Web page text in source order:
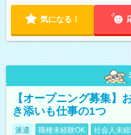
気になる！
【オープニング募集】
き添いも仕事の1つ
派遣 職種未経験OK 社会人未